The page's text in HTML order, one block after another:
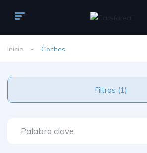
Inicio Coches
Filtros (1)